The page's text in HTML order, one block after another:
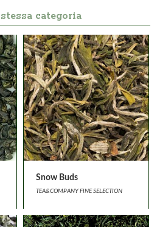
categoria
Snow Buds
TEA&COMPANY FINE SELECTION